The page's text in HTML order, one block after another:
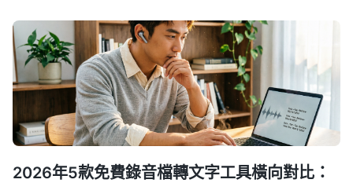
2026年5款免費錄音檔轉文字工具橫向對比：